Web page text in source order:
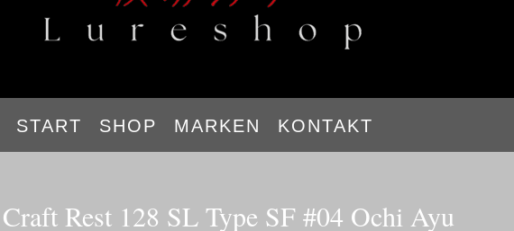
START SHOP MARKEN KONTAKT
Rest 128 SL Type SF #04 Ochi Ayu